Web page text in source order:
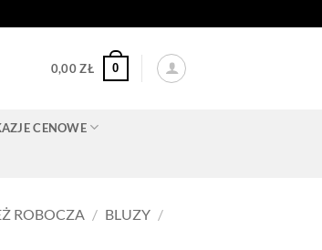
0,00ZŁ 0
CENOWE
ROBOCZA / BLUZY /